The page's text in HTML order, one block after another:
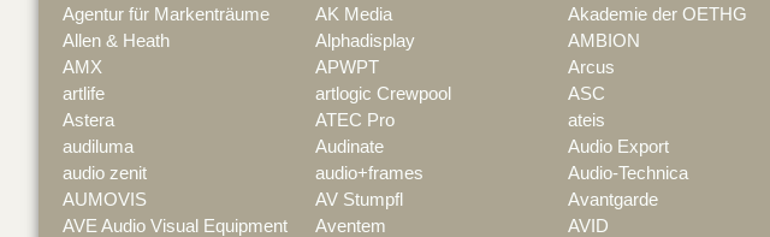
Agentur für Markenträume
AK Media Akademie der OETHG
Allen & Heath
Alphadisplay AMBION
AMX
APWPT Arcus
artlife
artlogic Crewpool ASC
Astera
ATEC Pro ateis
audiluma
Audinate Audio Export
audio zenit
audio+frames Audio-Technica
AUMOVIS
AV Stumpfl Avantgarde
AVE Audio Visual Equipment
Aventem AVID